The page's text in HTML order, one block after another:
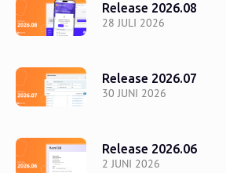
28 JULI 2026
Release 2026.08
30 JUNI 2026
Release 2026.07
2 JUNI 2026
Release 2026.06